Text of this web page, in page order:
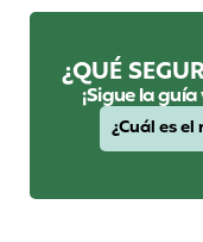
¿QUÉ
¡Sigue la